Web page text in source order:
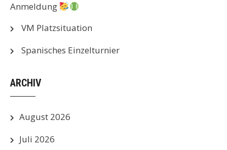
Anmeldung
VM Platzsituation
Spanisches Einzelturnier
ARCHIV
August 2026
Juli 2026